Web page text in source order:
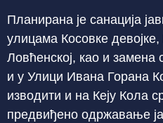
Планирана је санација
улицама Косовке девојке,
Ловћенској, као и
и у Улици Ивана Горана
изводити и на Кеју Кола
предвиђено одржавање